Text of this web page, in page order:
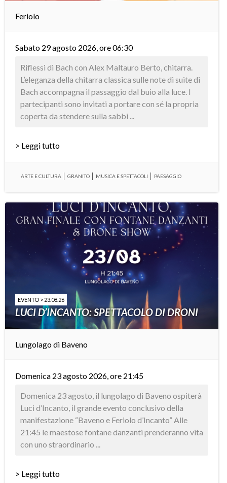
Feriolo
Sabato 29 agosto 2026, ore 06:30
Riflessi di Bach con Alex Maltauro Berto, chitarra.
L’eleganza della chitarra classica sulle note di suite di
Bach accompagna il passaggio dal buio alla luce. I
partecipanti sono invitati a portare con sé la propria
coperta da stendere sulla sabbi ...
> Leggi tutto
ARTE E CULTURA GRANITO MUSICA E SPETTACOLI PAESAGGIO
EVENTO > 23.08.26
LUCI D’INCANTO: SPETTACOLO DI DRONI
Lungolago di Baveno
Domenica 23 agosto 2026, ore 21:45
Domenica 23 agosto, il lungolago di Baveno ospiterà
Luci d’Incanto, il grande evento conclusivo della
manifestazione “Baveno e Feriolo d’Incanto” Alle
21:45 le maestose fontane danzanti prenderanno vita
con uno straordinario ...
> Leggi tutto